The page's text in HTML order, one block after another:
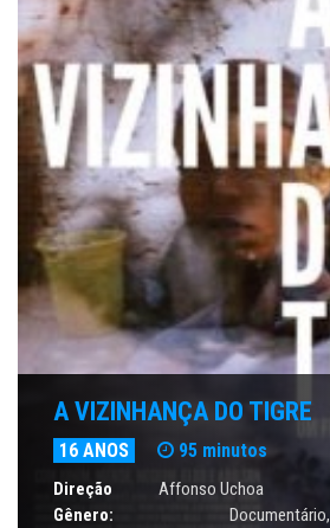
A VIZINHANÇA DO TIGRE
16 ANOS 95 minutos
Direção
Affonso Uchoa
Gênero:
Documentário,